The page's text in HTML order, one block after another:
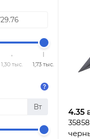
1,30 тыс. 1,73 тыс.
Вт
4.35